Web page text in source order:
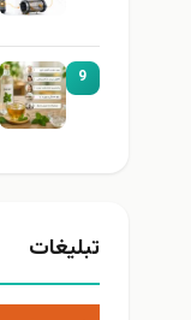
9
تبلیغات